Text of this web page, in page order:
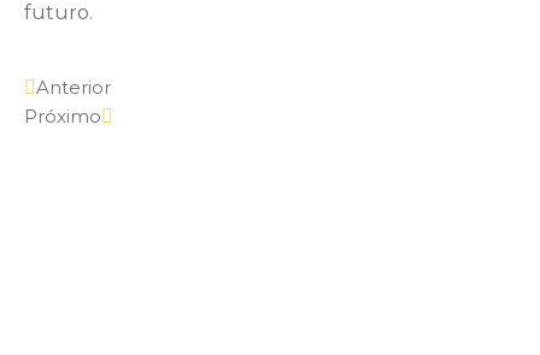
futuro.
Anterior
Próximo